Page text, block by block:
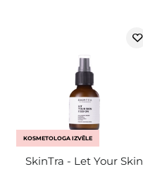
KOSMETOLOGA IZVĒLE
SkinTra - Let Your Skin